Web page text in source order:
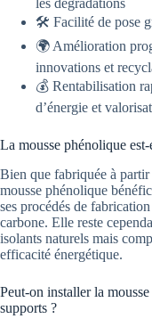
les dégradations
🛠️ Facilité de pose
🌍 Amélioration
innovations et
💰 Rentabilisation
d’énergie et
La mousse phénolique
Bien que fabriquée à
mousse phénolique
ses procédés de
carbone. Elle reste
isolants naturels mais
efficacité énergétique.
Peut-on installer la
supports ?